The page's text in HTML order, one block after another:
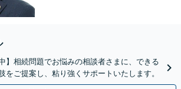
】相続問題でお悩みの相談者さまに、できる
をご提案し、粘り強くサポートいたします。